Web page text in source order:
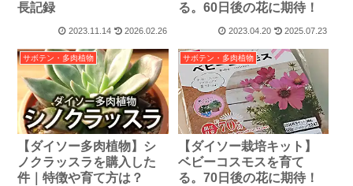
長記録
2023.11.14 2026.02.26
る。60日後の花に期待！
2023.04.20 2025.07.23
サボテン・多肉植物
【ダイソー多肉植物】シ
ノクラッスラを購入した
件｜特徴や育て方は？
サボテン・多肉植物
【ダイソー栽培キット】
ベビーコスモスを育て
る。70日後の花に期待！